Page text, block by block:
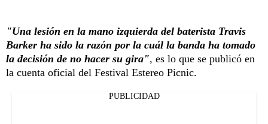
"Una lesión en la mano izquierda del baterista Travis
Barker ha sido la razón por la cuál la banda ha tomado
la decisión de no hacer su gira", es lo que se publicó en
la cuenta oficial del Festival Estereo Picnic.
PUBLICIDAD